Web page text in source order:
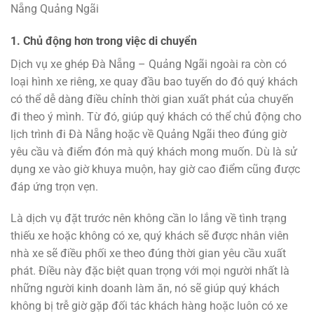
Nẵng Quảng Ngãi
1. Chủ động hơn trong việc di chuyển
Dịch vụ xe ghép Đà Nẵng – Quảng Ngãi ngoài ra còn có
loại hình xe riêng, xe quay đầu bao tuyến do đó quý khách
có thể dễ dàng điều chỉnh thời gian xuất phát của chuyến
đi theo ý mình. Từ đó, giúp quý khách có thể chủ động cho
lịch trình đi Đà Nẵng hoặc về Quảng Ngãi theo đúng giờ
yêu cầu và điểm đón mà quý khách mong muốn. Dù là sử
dụng xe vào giờ khuya muộn, hay giờ cao điểm cũng được
đáp ứng trọn vẹn.
Là dịch vụ đặt trước nên không cần lo lắng về tình trạng
thiếu xe hoặc không có xe, quý khách sẽ được nhân viên
nhà xe sẽ điều phối xe theo đúng thời gian yêu cầu xuất
phát. Điều này đặc biệt quan trọng với mọi người nhất là
những người kinh doanh làm ăn, nó sẽ giúp quý khách
không bị trễ giờ gặp đối tác khách hàng hoặc luôn có xe